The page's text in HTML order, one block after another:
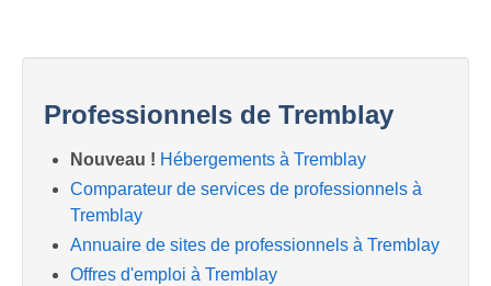
Professionnels de Tremblay
Nouveau ! Hébergements à Tremblay
Comparateur de services de professionnels à
Tremblay
Annuaire de sites de professionnels à Tremblay
Offres d'emploi à Tremblay